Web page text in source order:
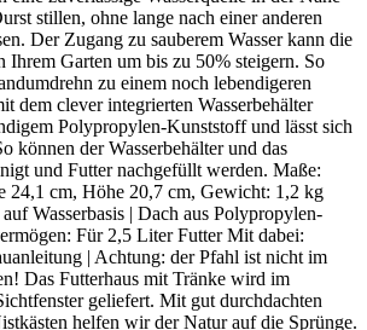
stillen, ohne lange nach einer anderen
Der Zugang zu sauberem Wasser kann die
Garten um bis zu 50% steigern. So
zu einem noch lebendigeren
dem clever integrierten Wasserbehälter
Polypropylen-Kunststoff und lässt sich
können der Wasserbehälter und das
und Futter nachgefüllt werden. Maße:
24,1 cm, Höhe 20,7 cm, Gewicht: 1,2 kg
Wasserbasis | Dach aus Polypropylen-
Für 2,5 Liter Futter Mit dabei:
| Achtung: der Pfahl ist nicht im
Das Futterhaus mit Tränke wird im
geliefert. Mit gut durchdachten
helfen wir der Natur auf die Sprünge.